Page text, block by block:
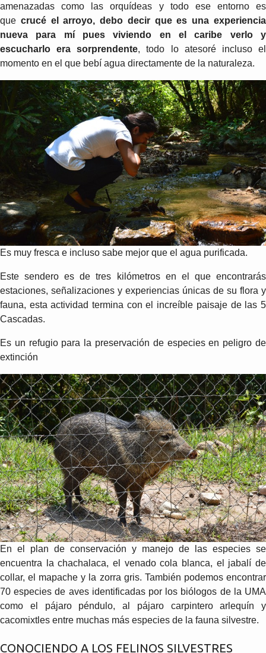
amenazadas como las orquídeas y todo ese entorno es
que crucé el arroyo, debo decir que es una experiencia
nueva para mí pues viviendo en el caribe verlo y
escucharlo era sorprendente, todo lo atesoré incluso el
momento en el que bebí agua directamente de la naturaleza.
Es muy fresca e incluso sabe mejor que el agua purificada.
Este sendero es de tres kilómetros en el que encontrarás
estaciones, señalizaciones y experiencias únicas de su flora y
fauna, esta actividad termina con el increíble paisaje de las 5
Cascadas.
Es un refugio para la preservación de especies en peligro de
extinción
En el plan de conservación y manejo de las especies se
encuentra la chachalaca, el venado cola blanca, el jabalí de
collar, el mapache y la zorra gris. También podemos encontrar
70 especies de aves identificadas por los biólogos de la UMA
como el pájaro péndulo, al pájaro carpintero arlequín y
cacomixtles entre muchas más especies de la fauna silvestre.
CONOCIENDO A LOS FELINOS SILVESTRES